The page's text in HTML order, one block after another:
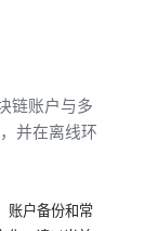
链账户与多
并在离线环
账户备份和常